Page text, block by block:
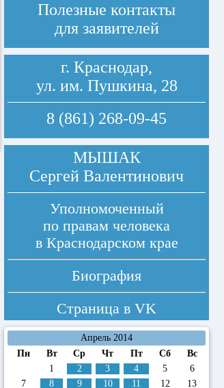
Полезные контакты
для заявителей
г. Краснодар,
ул. им. Пушкина, 28
8 (861) 268-09-45
МЫШАК
Сергей Валентинович
Уполномоченный
по правам человека
в Краснодарском крае
Биография
Страница в VK
Апрель 2014
Пн
Вт Ср Чт Пт Сб
Вс
1
2 3 4 5
6
7
8 9 10 11 12 13